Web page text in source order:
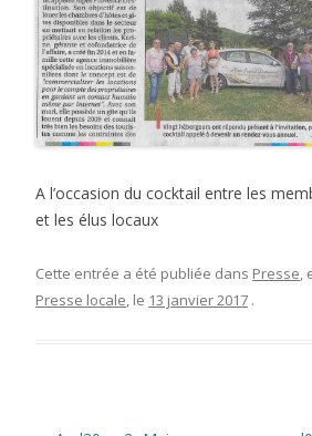
A l’occasion du cocktail entre les
et les élus locaux
Cette entrée a été publiée dans Presse,
Presse locale, le 13 janvier 2017 .